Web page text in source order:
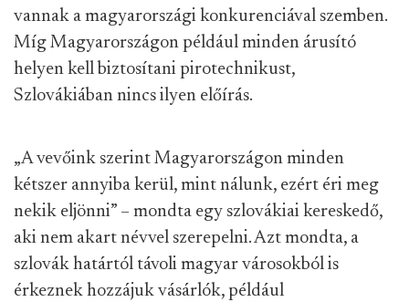
vannak a magyarországi konkurenciával szemben.
Míg Magyarországon például minden árusító
helyen kell biztosítani pirotechnikust,
Szlovákiában nincs ilyen előírás.
„A vevőink szerint Magyarországon minden
kétszer annyiba kerül, mint nálunk, ezért éri meg
nekik eljönni” – mondta egy szlovákiai kereskedő,
aki nem akart névvel szerepelni. Azt mondta, a
szlovák határtól távoli magyar városokból is
érkeznek hozzájuk vásárlók, például